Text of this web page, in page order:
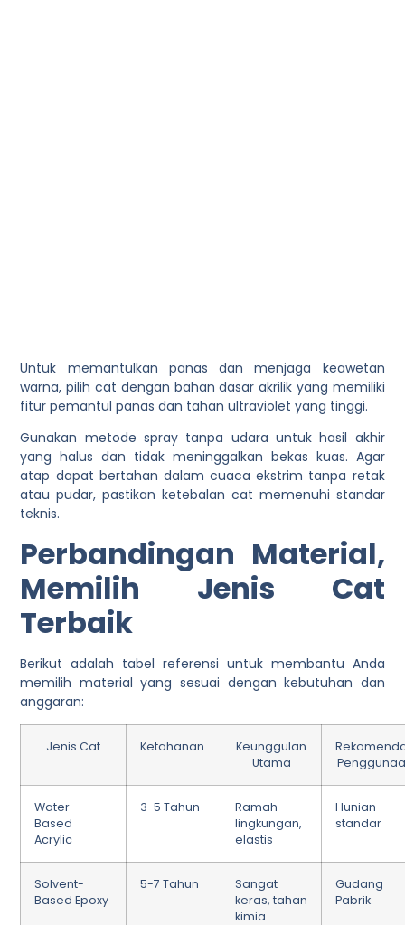
Untuk memantulkan panas dan menjaga keawetan
warna, pilih cat dengan bahan dasar akrilik yang memiliki
fitur pemantul panas dan tahan ultraviolet yang tinggi.
Gunakan metode spray tanpa udara untuk hasil akhir
yang halus dan tidak meninggalkan bekas kuas. Agar
atap dapat bertahan dalam cuaca ekstrim tanpa retak
atau pudar, pastikan ketebalan cat memenuhi standar
teknis.
Perbandingan Material,
Memilih Jenis Cat
Terbaik
Berikut adalah tabel referensi untuk membantu Anda
memilih material yang sesuai dengan kebutuhan dan
anggaran:
Jenis Cat Ketahanan
Keunggulan
Utama
Water-
Based
Acrylic
3-5 Tahun
Ramah
lingkungan,
elastis
Hunian
standar
Solvent-
Based Epoxy
5-7 Tahun
Sangat
keras, tahan
kimia
Pabrik